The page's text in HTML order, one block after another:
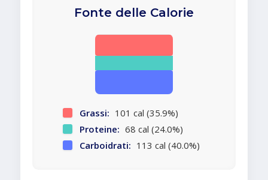
Fonte delle Calorie
Grassi: 101 cal (35.9%)
Proteine: 68 cal (24.0%)
Carboidrati: 113 cal (40.0%)